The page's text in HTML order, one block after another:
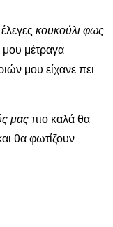
κουκούλι φως
μου μέτραγα
μου είχανε πει
μας πιο καλά θα
θα φωτίζουν